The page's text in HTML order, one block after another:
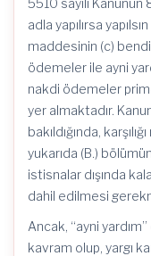
5510 sayılı
adla yapılırsa
maddesinin (c)
ödemeler ile ayni
nakdi ödemeler
yer almaktadır.
bakıldığında,
yukarıda (B.)
istisnalar dışında
dahil edilmesi
Ancak, “ayni
kavram olup, yargı